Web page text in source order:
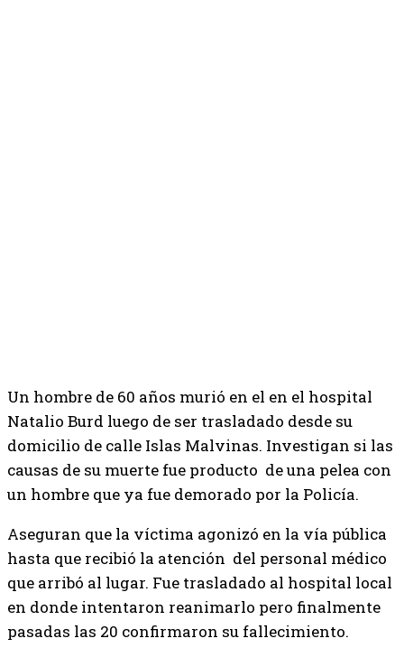
Un hombre de 60 años murió en el en el hospital
Natalio Burd luego de ser trasladado desde su
domicilio de calle Islas Malvinas. Investigan si las
causas de su muerte fue producto de una pelea con
un hombre que ya fue demorado por la Policía.
Aseguran que la víctima agonizó en la vía pública
hasta que recibió la atención del personal médico
que arribó al lugar. Fue trasladado al hospital local
en donde intentaron reanimarlo pero finalmente
pasadas las 20 confirmaron su fallecimiento.